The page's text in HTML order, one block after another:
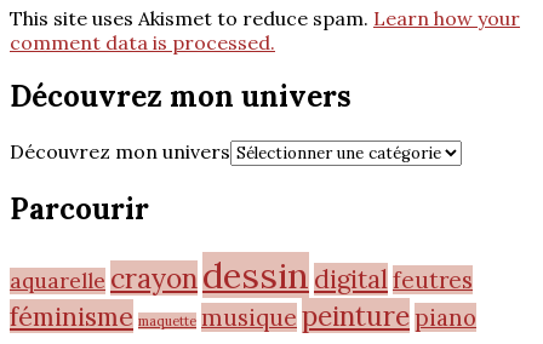
This site uses Akismet to reduce spam. Learn how your
comment data is processed.
Découvrez mon univers
Découvrez mon univers
Parcourir
aquarelle crayondessin digitalfeutres
féminisme maquette musique peinturepiano